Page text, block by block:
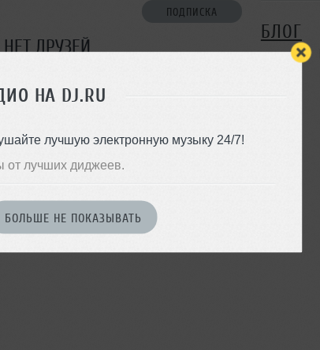
НА DJ.RU
лучшую электронную музыку 24/7!
от лучших диджеев.
БОЛЬШЕ НЕ ПОКАЗЫВАТЬ
ПОДПИСКА
НЕТ ДРУЗЕЙ
БЛОГ